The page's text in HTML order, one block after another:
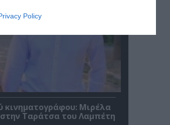
Policy
κινηματογράφου: Μιρέλα
Ταράτσα του Λαμπέτη